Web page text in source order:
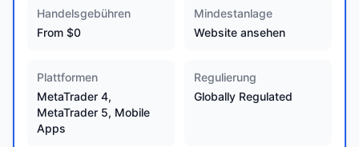
Handelsgebühren
From $0
Mindestanlage
Website ansehen
Plattformen
MetaTrader 4,
MetaTrader 5, Mobile
Apps
Regulierung
Globally Regulated